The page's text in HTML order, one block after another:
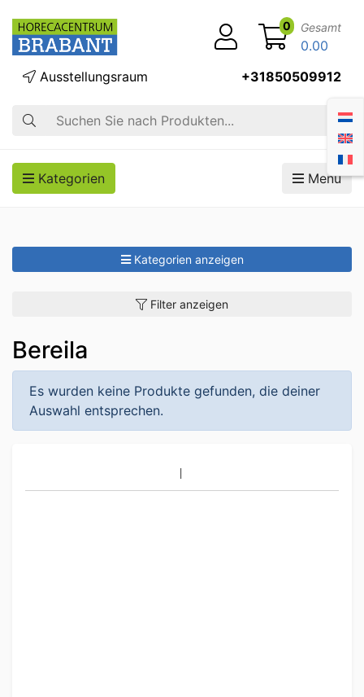
Suche
Ausstellungsraum +31850509912
0 Gesamt
0.00
Kategorien Menü
Kategorien anzeigen
Filter anzeigen
Bereila
Es wurden keine Produkte gefunden, die deiner
Auswahl entsprechen.